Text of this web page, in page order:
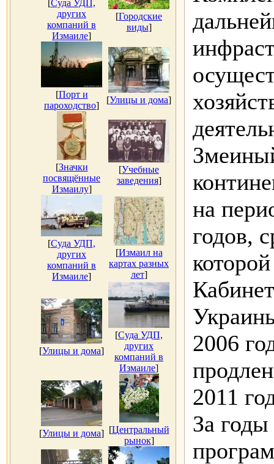
[Суда УДП,
других
компаний в
Измаиле]
[Городские
виды]
[Порт и
пароходство]
[Улицы и дома]
[Значки
посвящённые
Измаилу]
[Учебные
заведения]
[Суда УДП,
других
компаний в
Измаиле]
[Измаил на
картах разных
лет]
[Улицы и дома]
[Суда УДП,
других
компаний в
Измаиле]
[Улицы и дома] [Центральный
рынок]
на
годов,
2006
2011
За